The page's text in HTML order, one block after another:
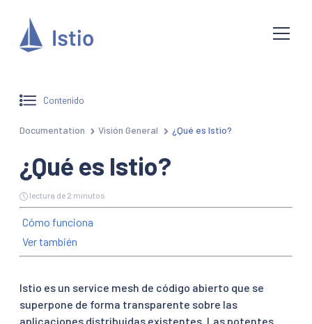
Contenido
Documentation Visión General ¿Qué es Istio?
¿Qué es Istio?
lectura de 2 minutos
Cómo funciona
Ver también
Istio es un service mesh de código abierto que se
superpone de forma transparente sobre las
aplicaciones distribuidas existentes. Las potentes